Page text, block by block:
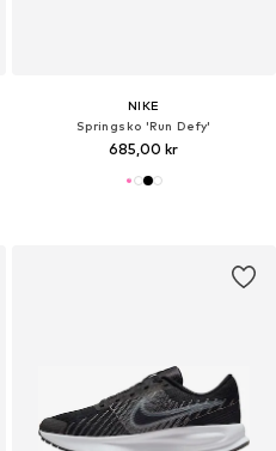
NIKE
Springsko 'Run Defy'
685,00 kr